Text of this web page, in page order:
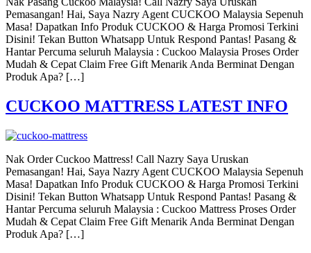
Pemasangan! Hai, Saya Nazry Agent CUCKOO Malaysia Sepenuh
Masa! Dapatkan Info Produk CUCKOO & Harga Promosi Terkini
Disini! Tekan Button Whatsapp Untuk Respond Pantas! Pasang &
Hantar Percuma seluruh Malaysia : Cuckoo Malaysia Proses Order
Mudah & Cepat Claim Free Gift Menarik Anda Berminat Dengan
Produk Apa? […]
CUCKOO MATTRESS LATEST INFO
Nak Order Cuckoo Mattress! Call Nazry Saya Uruskan
Pemasangan! Hai, Saya Nazry Agent CUCKOO Malaysia Sepenuh
Masa! Dapatkan Info Produk CUCKOO & Harga Promosi Terkini
Disini! Tekan Button Whatsapp Untuk Respond Pantas! Pasang &
Hantar Percuma seluruh Malaysia : Cuckoo Mattress Proses Order
Mudah & Cepat Claim Free Gift Menarik Anda Berminat Dengan
Produk Apa? […]